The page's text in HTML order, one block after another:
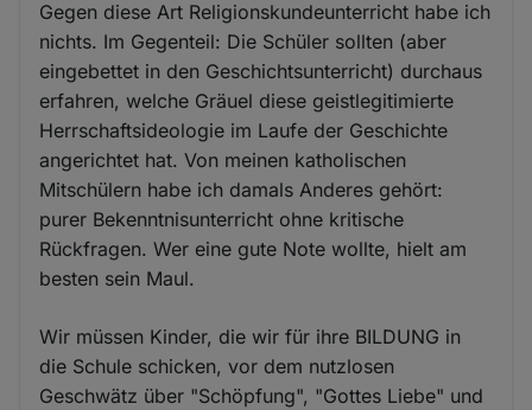
Gegen diese Art Religionskundeunterricht habe ich
nichts. Im Gegenteil: Die Schüler sollten (aber
eingebettet in den Geschichtsunterricht) durchaus
erfahren, welche Gräuel diese geistlegitimierte
Herrschaftsideologie im Laufe der Geschichte
angerichtet hat. Von meinen katholischen
Mitschülern habe ich damals Anderes gehört:
purer Bekenntnisunterricht ohne kritische
Rückfragen. Wer eine gute Note wollte, hielt am
besten sein Maul.
Wir müssen Kinder, die wir für ihre BILDUNG in
die Schule schicken, vor dem nutzlosen
Geschwätz über "Schöpfung", "Gottes Liebe" und